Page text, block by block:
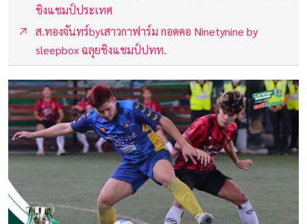
ชิงแชมป์ประเทศ
ส.ทองจันทร์byเสาวกาฟาร์ม กอดคอ Ninetynine by
sleepbox ฉลุยชิงแชมป์ปทท.